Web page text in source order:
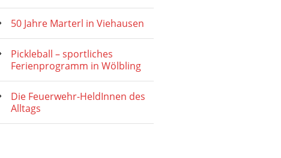
50 Jahre Marterl in Viehausen
Pickleball – sportliches
Ferienprogramm in Wölbling
Die Feuerwehr-HeldInnen des
Alltags